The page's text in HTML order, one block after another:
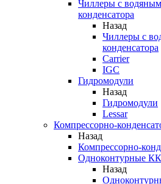
Чиллеры с
конденсатора
Назад
Чиллеры с
конденсатора
Carrier
IGC
Гидромодули
Назад
Гидромодули
Lessar
Компрессорно-
Назад
Компрессорно-
Одноконтурные
Назад